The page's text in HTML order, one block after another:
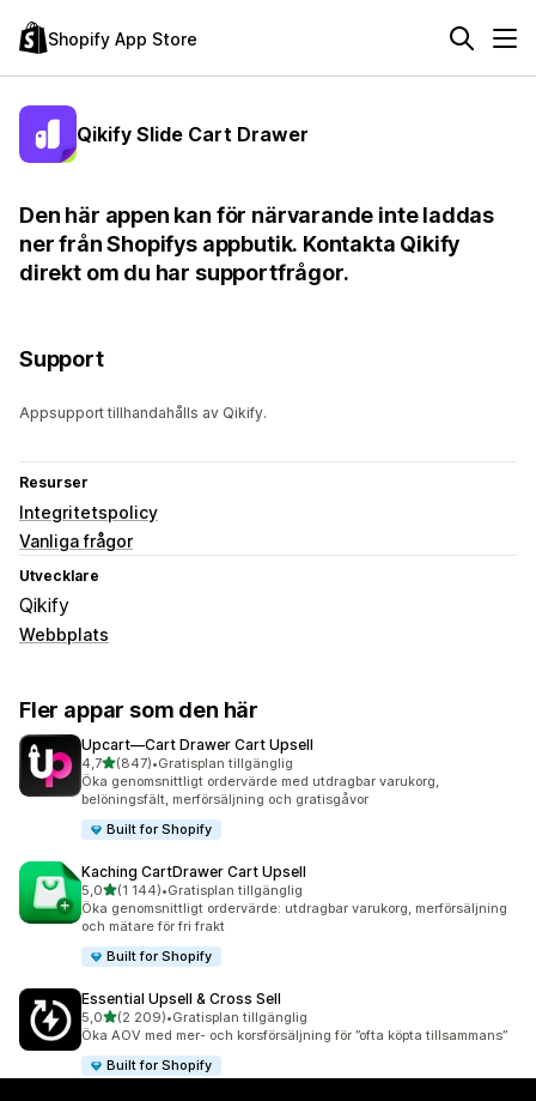
Shopify App Store
Qikify Slide Cart Drawer
Den här appen kan för närvarande inte laddas
ner från Shopifys appbutik. Kontakta Qikify
direkt om du har supportfrågor.
Support
Appsupport tillhandahålls av Qikify.
Resurser
Integritetspolicy
Vanliga frågor
Utvecklare
Qikify
Webbplats
Fler appar som den här
Upcart—Cart Drawer Cart Upsell
4,7av 5 stjärnor
(847)
847 recensioner totalt
•Gratisplan tillgänglig
Öka genomsnittligt ordervärde med utdragbar varukorg,
belöningsfält, merförsäljning och gratisgåvor
Built for Shopify
Kaching CartDrawer Cart Upsell
5,0av 5 stjärnor
(1 144)
1144 recensioner totalt
•Gratisplan tillgänglig
Öka genomsnittligt ordervärde: utdragbar varukorg, merförsäljning
och mätare för fri frakt
Built for Shopify
Essential Upsell & Cross Sell
5,0av 5 stjärnor
(2 209)
2209 recensioner totalt
•Gratisplan tillgänglig
Öka AOV med mer- och korsförsäljning för ”ofta köpta tillsammans”
Built for Shopify